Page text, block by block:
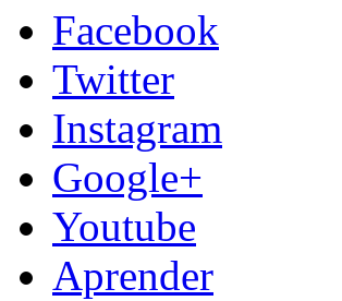
Facebook
Twitter
Instagram
Google+
Youtube
Aprender